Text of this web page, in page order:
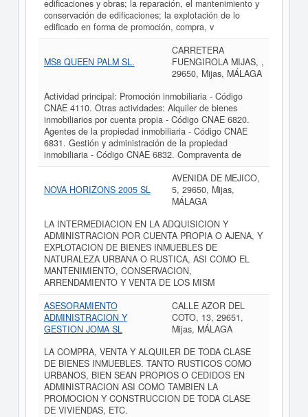
edificaciones y obras; la reparación, el mantenimiento y
conservación de edificaciones; la explotación de lo
edificado en forma de promoción, compra, v
MS8 QUEEN PALM SL.
CARRETERA
FUENGIROLA MIJAS, ,
29650, Mijas, MÁLAGA
Actividad principal: Promoción inmobiliaria - Código
CNAE 4110. Otras actividades: Alquiler de bienes
inmobiliarios por cuenta propia - Código CNAE 6820.
Agentes de la propiedad inmobiliaria - Código CNAE
6831. Gestión y administración de la propiedad
inmobiliaria - Código CNAE 6832. Compraventa de
NOVA HORIZONS 2005 SL
AVENIDA DE MEJICO,
5, 29650, Mijas,
MÁLAGA
LA INTERMEDIACION EN LA ADQUISICION Y
ADMINISTRACION POR CUENTA PROPIA O AJENA, Y
EXPLOTACION DE BIENES INMUEBLES DE
NATURALEZA URBANA O RUSTICA, ASI COMO EL
MANTENIMIENTO, CONSERVACION,
ARRENDAMIENTO Y VENTA DE LOS MISM
ASESORAMIENTO
ADMINISTRACION Y
GESTION JOMA SL
CALLE AZOR DEL
COTO, 13, 29651,
Mijas, MÁLAGA
LA COMPRA, VENTA Y ALQUILER DE TODA CLASE
DE BIENES INMUEBLES. TANTO RUSTICOS COMO
URBANOS, BIEN SEAN PROPIOS O CEDIDOS EN
ADMINISTRACION ASI COMO TAMBIEN LA
PROMOCION Y CONSTRUCCION DE TODA CLASE
DE VIVIENDAS, ETC.